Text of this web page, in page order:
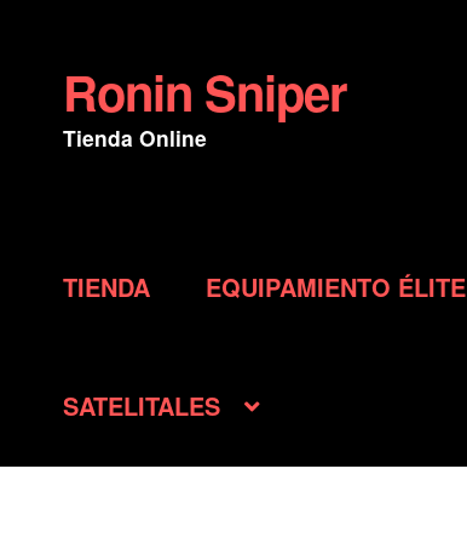
Ir
a
la
Ir
al
contenido
Ronin Sniper
Tienda Online
TIENDA EQUIPAMIENTO ÉLITE
SATELITALES